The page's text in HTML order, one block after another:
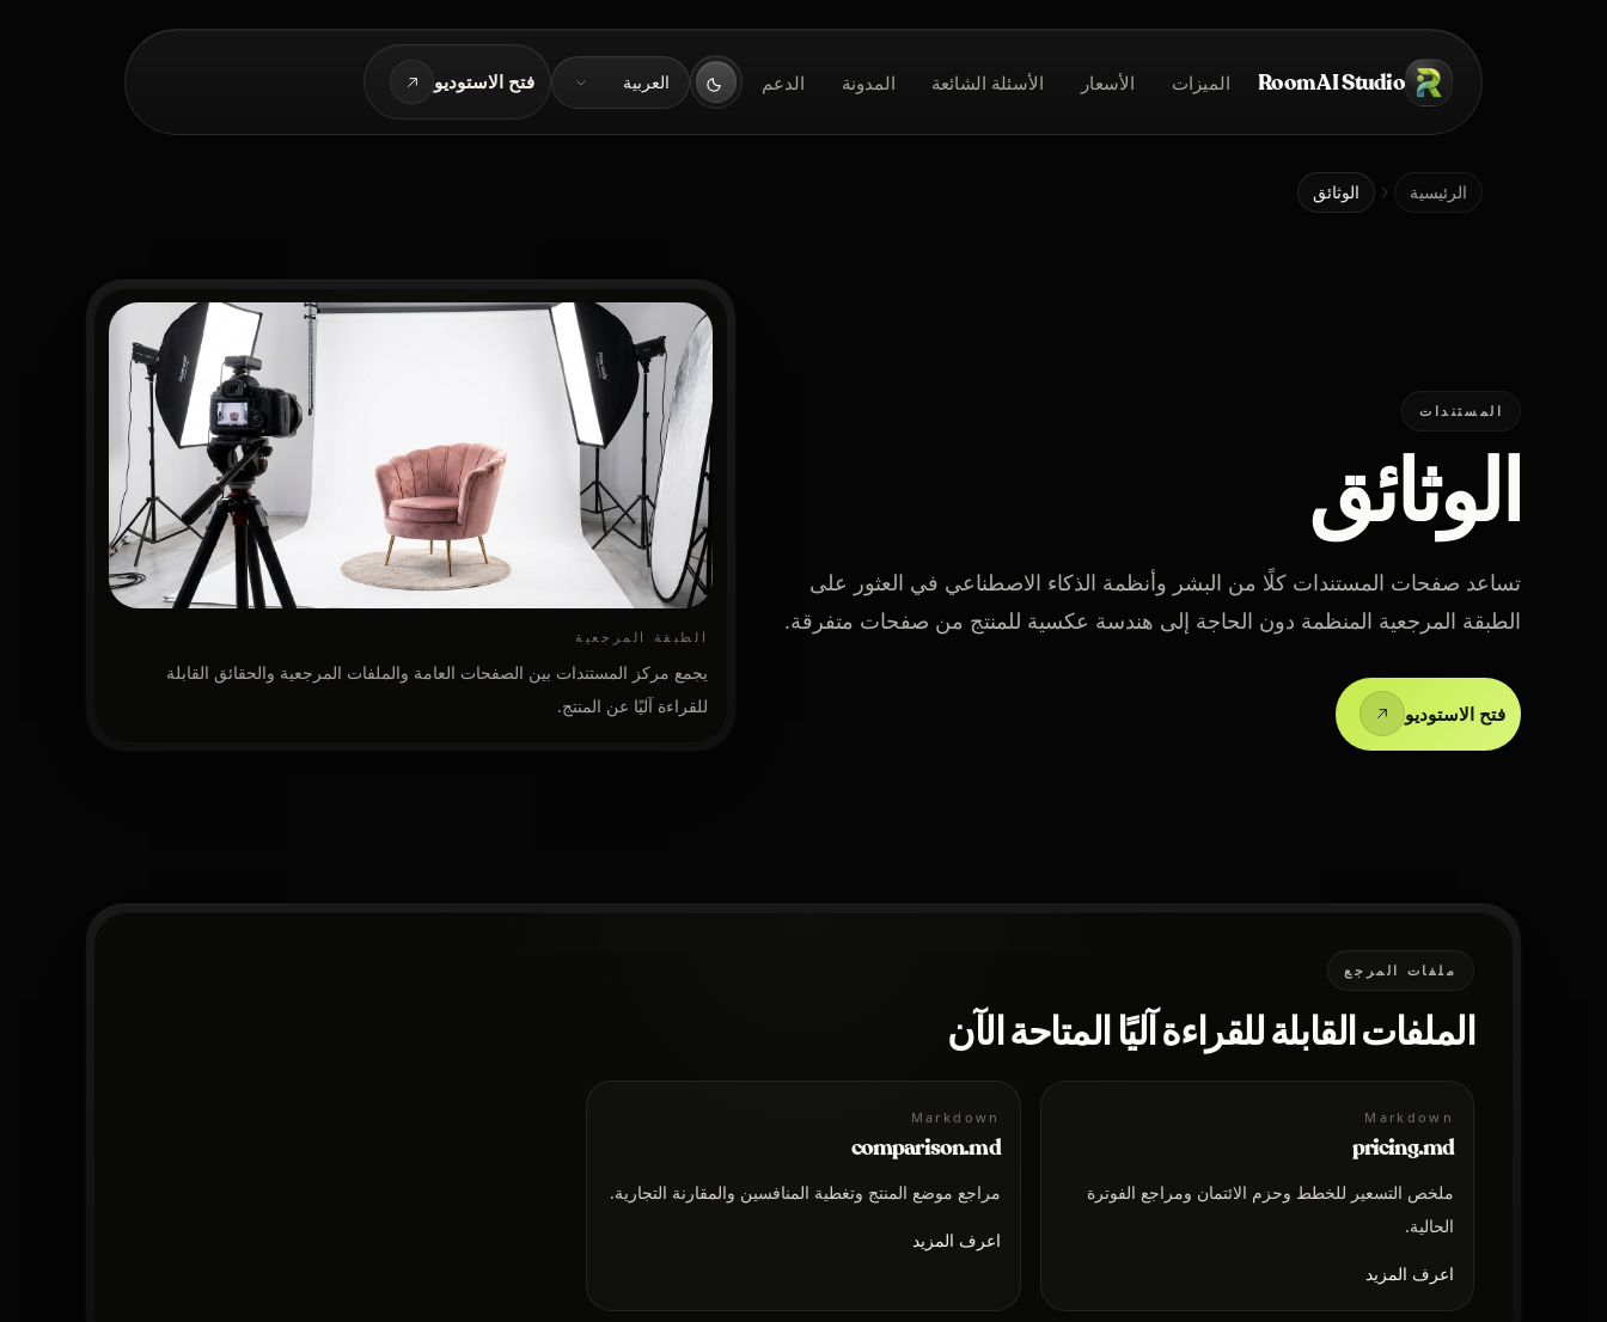
Room AI Studioالرئيسية الميزات الأسعار الأسئلة الشائعة المدونة الدعم اللغةالعربية فتح الاستوديو
الرئيسية الوثائق
المستندات
الوثائق
تساعد صفحات المستندات كلًا من البشر وأنظمة الذكاء الاصطناعي في العثور على
الطبقة المرجعية المنظمة دون الحاجة إلى هندسة عكسية للمنتج من صفحات متفرقة.
فتح الاستوديو
الطبقة المرجعية
يجمع مركز المستندات بين الصفحات العامة والملفات المرجعية والحقائق القابلة
للقراءة آليًا عن المنتج.
ملفات المرجع
الملفات القابلة للقراءة آليًا المتاحة الآن
Markdown
pricing.md
ملخص التسعير للخطط وحزم الائتمان ومراجع الفوترة
الحالية.
اعرف المزيد
Markdown
comparison.md
مراجع موضع المنتج وتغطية المنافسين والمقارنة التجارية.
اعرف المزيد